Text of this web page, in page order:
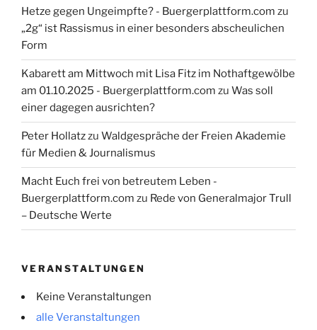
Hetze gegen Ungeimpfte? - Buergerplattform.com zu
„2g“ ist Rassismus in einer besonders abscheulichen
Form
Kabarett am Mittwoch mit Lisa Fitz im Nothaftgewölbe
am 01.10.2025 - Buergerplattform.com zu Was soll
einer dagegen ausrichten?
Peter Hollatzzu Waldgespräche der Freien Akademie
für Medien & Journalismus
Macht Euch frei von betreutem Leben -
Buergerplattform.com zu Rede von Generalmajor Trull
– Deutsche Werte
VERANSTALTUNGEN
Keine Veranstaltungen
alle Veranstaltungen